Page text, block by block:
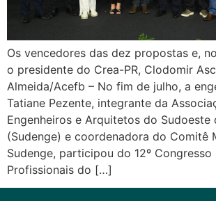
Os vencedores das dez propostas e,
o presidente do Crea-PR, Clodomir
Almeida/Acefb – No fim de julho, a
Tatiane Pezente, integrante da
Engenheiros e Arquitetos do Sudoeste
(Sudenge) e coordenadora do Comitê
Sudenge, participou do 12º Congresso
Profissionais do […]